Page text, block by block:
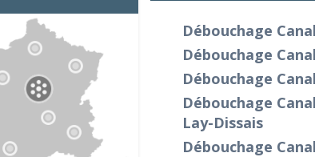
Débouchage
Débouchage
Débouchage
Débouchage
Lay-Dissais
Débouchage